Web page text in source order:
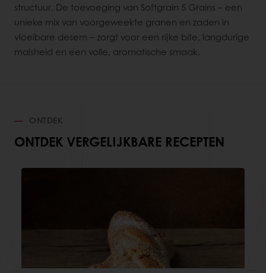
structuur. De toevoeging van Softgrain 5 Grains – een
unieke mix van voorgeweekte granen en zaden in
vloeibare desem – zorgt voor een rijke bite, langdurige
malsheid en een volle, aromatische smaak.
ONTDEK
ONTDEK VERGELIJKBARE RECEPTEN